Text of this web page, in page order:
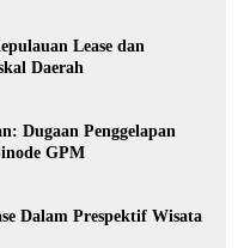
Lease dan
Daerah
Dugaan Penggelapan
GPM
Dalam Prespektif Wisata